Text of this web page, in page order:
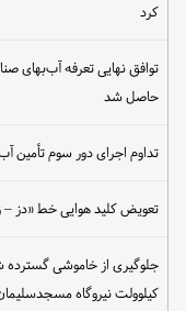
کرد
توافق نهایی تعرفه آب‌بهای
حاصل شد
تداوم اجرای دور سوم تأمین
تعویض کلید هوایی خط «دز –
کیلوولت نیروگاه مسجدسلیمان